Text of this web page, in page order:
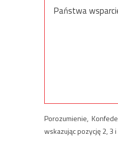
Państwa
Porozumienie,
wskazując pozycję 2, 3